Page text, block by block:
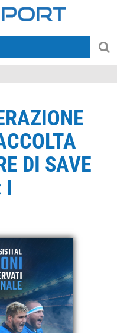
DI SAVE
I